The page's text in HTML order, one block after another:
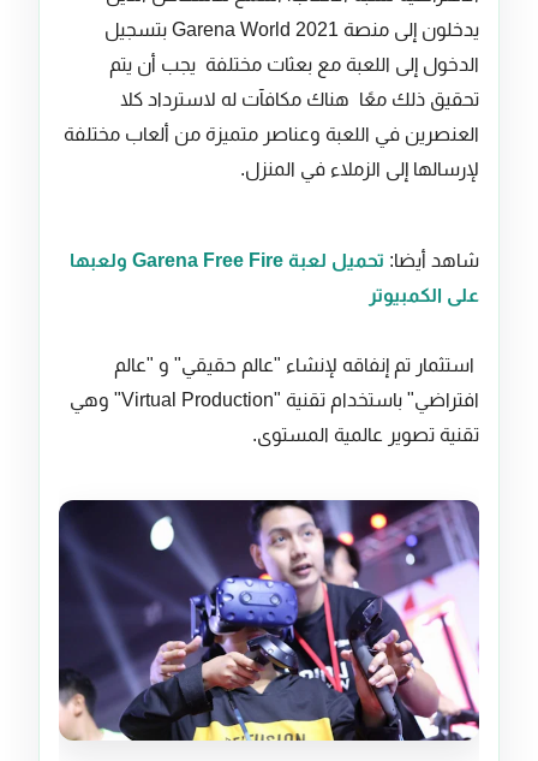
يدخلون إلى منصة Garena World 2021 بتسجيل
الدخول إلى اللعبة مع بعثات مختلفة يجب أن يتم
تحقيق ذلك معًا هناك مكافآت له لاسترداد كلا
العنصرين في اللعبة وعناصر متميزة من ألعاب مختلفة
لإرسالها إلى الزملاء في المنزل.
شاهد أيضا:
تحميل لعبة Garena Free Fire ولعبها
على الكمبيوتر
استثمار تم إنفاقه لإنشاء "عالم حقيقي" و "عالم
افتراضي" باستخدام تقنية "Virtual Production" وهي
تقنية تصوير عالمية المستوى.